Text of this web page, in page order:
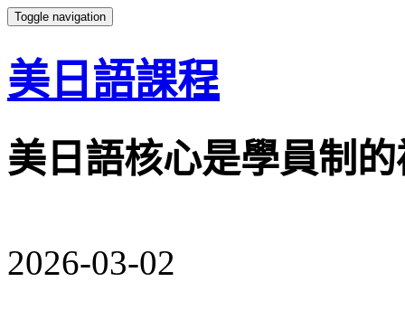
Toggle navigation
美日語課程
美日語核心是學員制
2026-03-02